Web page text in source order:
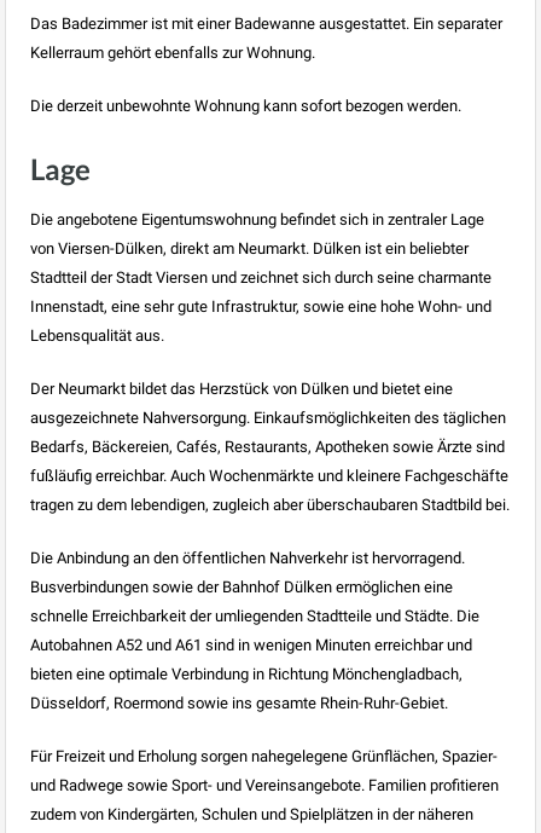
Das Badezimmer ist mit einer Badewanne ausgestattet. Ein separater
Kellerraum gehört ebenfalls zur Wohnung.
Die derzeit unbewohnte Wohnung kann sofort bezogen werden.
Lage
Die angebotene Eigentumswohnung befindet sich in zentraler Lage
von Viersen-Dülken, direkt am Neumarkt. Dülken ist ein beliebter
Stadtteil der Stadt Viersen und zeichnet sich durch seine charmante
Innenstadt, eine sehr gute Infrastruktur, sowie eine hohe Wohn- und
Lebensqualität aus.
Der Neumarkt bildet das Herzstück von Dülken und bietet eine
ausgezeichnete Nahversorgung. Einkaufsmöglichkeiten des täglichen
Bedarfs, Bäckereien, Cafés, Restaurants, Apotheken sowie Ärzte sind
fußläufig erreichbar. Auch Wochenmärkte und kleinere Fachgeschäfte
tragen zu dem lebendigen, zugleich aber überschaubaren Stadtbild bei.
Die Anbindung an den öffentlichen Nahverkehr ist hervorragend.
Busverbindungen sowie der Bahnhof Dülken ermöglichen eine
schnelle Erreichbarkeit der umliegenden Stadtteile und Städte. Die
Autobahnen A52 und A61 sind in wenigen Minuten erreichbar und
bieten eine optimale Verbindung in Richtung Mönchengladbach,
Düsseldorf, Roermond sowie ins gesamte Rhein-Ruhr-Gebiet.
Für Freizeit und Erholung sorgen nahegelegene Grünflächen, Spazier-
und Radwege sowie Sport- und Vereinsangebote. Familien profitieren
zudem von Kindergärten, Schulen und Spielplätzen in der näheren